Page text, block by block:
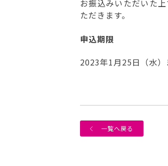
お振込みいただいた
ただきます。
申込期限
2023年1月25日（水）
一覧へ戻る